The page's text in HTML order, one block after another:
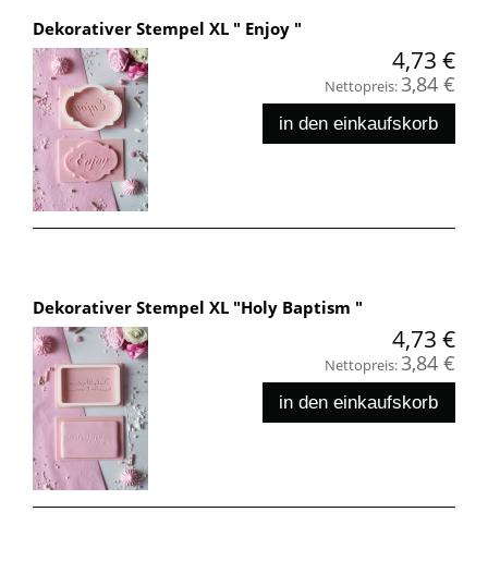
Dekorativer Stempel XL " Enjoy "
4,73 €
Nettopreis:3,84 €
in den einkaufskorb
Dekorativer Stempel XL "Holy Baptism "
4,73 €
Nettopreis:3,84 €
in den einkaufskorb